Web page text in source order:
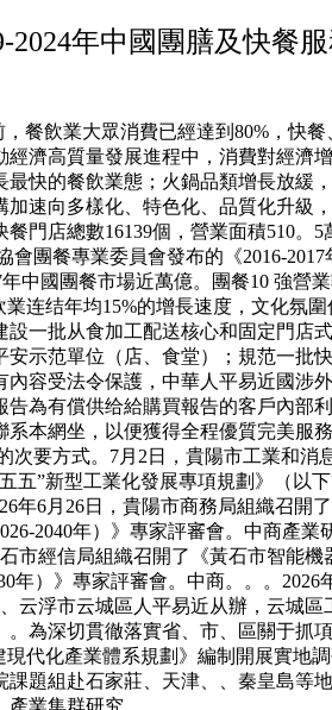
2024年中國團膳及快餐
飲業大眾消費已經達到80%，快
濟高質量發展進程中，消費對經濟
快的餐飲業態；火鍋品類增長放
速向多樣化、特色化、品質化升
門店總數16139個，營業面積510
團餐專業委員會發布的《2016-
中國團餐市場近萬億。團餐10 強
连结年均15%的增長速度，文化氛
一批从食加工配送核心和固定門
示范單位（店、食堂）；規范一
容受法令保護，中華人平易近國涉
為有償供给給購買報告的客戶內
本網坐，以便獲得全程優質完美
要方式。7月2日，貴陽市工業和
”新型工業化發展專項規劃》（以
6月26日，貴陽市商務局組織召開
2040年）》專家評審會。中商產
市經信局組織召開了《黃石市智能
年）》專家評審會。中商。。。
云浮市云城區人平易近从辦，云城
為深切貫徹落實省、市、區關于抓
代化產業體系規劃》編制開展實
題組赴石家莊、天津、、秦皇島
業集群研究。。。